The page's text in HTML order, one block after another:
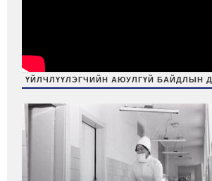
ҮЙЛЧЛҮҮЛЭГЧИЙН АЮУЛГҮЙ БАЙДЛЫН